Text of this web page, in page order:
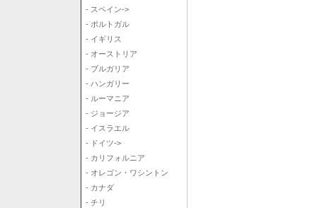
- スペイン->
- ポルトガル
- イギリス
- オーストリア
- ブルガリア
- ハンガリー
- ルーマニア
- ジョージア
- イスラエル
- ドイツ->
- カリフォルニア
- オレゴン・ワシントン
- カナダ
- チリ